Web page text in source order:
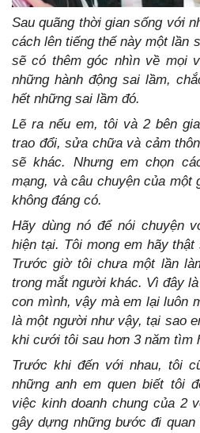
Sau quãng thời gian sống với
cách lên tiếng thế này một lần
sẽ có thêm góc nhìn về mọi
những hành động sai lầm,
hết những sai lầm đó.
Lẽ ra nếu em, tôi và 2 bên
trao đổi, sửa chữa và cảm
sẽ khác. Nhưng em chọn
mạng, và câu chuyện của một
không đáng có.
Hãy dùng nó để nói chuyện
hiện tại. Tôi mong em hãy thật
Trước giờ tôi chưa một lần
trong mắt người khác. Vì đây
con mình, vậy mà em lại luôn
là một người như vậy, tại sao
khi cưới tôi sau hơn 3 năm tìm
Trước khi đến với nhau, tôi
những anh em quen biết tôi
việc kinh doanh chung của 2
gây dựng những bước đi